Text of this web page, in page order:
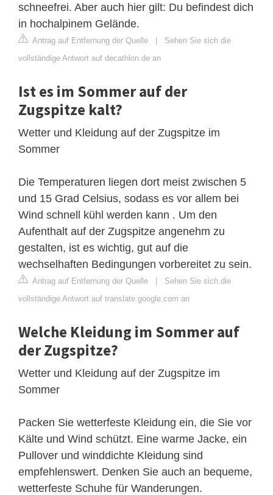
schneefrei. Aber auch hier gilt: Du befindest dich
in hochalpinem Gelände.
Antrag auf Entfernung der Quelle | Sehen Sie sich die
vollständige Antwort auf decathlon.de an
Ist es im Sommer auf der
Zugspitze kalt?
Wetter und Kleidung auf der Zugspitze im
Sommer
Die Temperaturen liegen dort meist zwischen 5
und 15 Grad Celsius, sodass es vor allem bei
Wind schnell kühl werden kann . Um den
Aufenthalt auf der Zugspitze angenehm zu
gestalten, ist es wichtig, gut auf die
wechselhaften Bedingungen vorbereitet zu sein.
Antrag auf Entfernung der Quelle | Sehen Sie sich die
vollständige Antwort auf translate.google.com an
Welche Kleidung im Sommer auf
der Zugspitze?
Wetter und Kleidung auf der Zugspitze im
Sommer
Packen Sie wetterfeste Kleidung ein, die Sie vor
Kälte und Wind schützt. Eine warme Jacke, ein
Pullover und winddichte Kleidung sind
empfehlenswert. Denken Sie auch an bequeme,
wetterfeste Schuhe für Wanderungen.